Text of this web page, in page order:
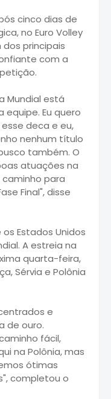
cinco dias de
no Euro Volley
principais
com a
Mundial está
Eu quero
deca e eu,
nenhum título
também. O
atuações na
para
Final", disse
Estados Unidos
A estreia na
quarta-feira,
Sérvia e Polônia
e
de ouro.
fácil,
na Polônia, mas
ótimas
completou o